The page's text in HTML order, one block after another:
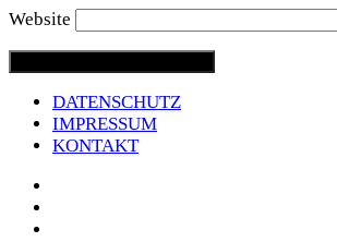
Website
DATENSCHUTZ
IMPRESSUM
KONTAKT